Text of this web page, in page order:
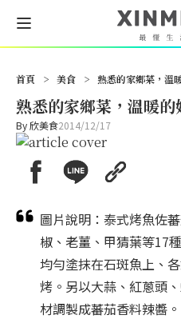
首頁 > 美食 > 熟悉的家鄉菜，溫
熟悉的家鄉菜，溫暖的
By欣美食2014/12/17
圖片說明：泰式烤魚佐
椒、老薑、甲猜葉等17
均勻塗抹在石斑魚上、
烤。另以大蒜、紅蔥頭
材調製成蕃茄香料辣醬